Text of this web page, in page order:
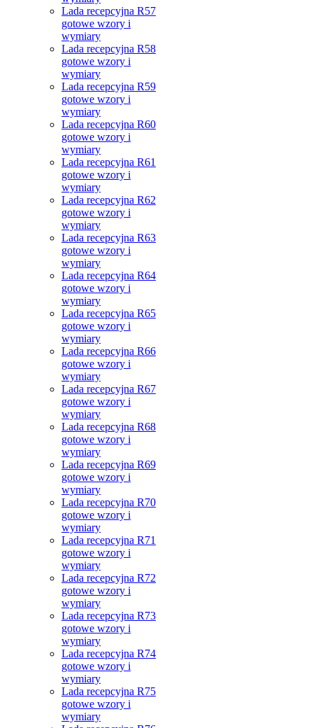
Lada recepcyjna R57
gotowe wzory i
wymiary
Lada recepcyjna R58
gotowe wzory i
wymiary
Lada recepcyjna R59
gotowe wzory i
wymiary
Lada recepcyjna R60
gotowe wzory i
wymiary
Lada recepcyjna R61
gotowe wzory i
wymiary
Lada recepcyjna R62
gotowe wzory i
wymiary
Lada recepcyjna R63
gotowe wzory i
wymiary
Lada recepcyjna R64
gotowe wzory i
wymiary
Lada recepcyjna R65
gotowe wzory i
wymiary
Lada recepcyjna R66
gotowe wzory i
wymiary
Lada recepcyjna R67
gotowe wzory i
wymiary
Lada recepcyjna R68
gotowe wzory i
wymiary
Lada recepcyjna R69
gotowe wzory i
wymiary
Lada recepcyjna R70
gotowe wzory i
wymiary
Lada recepcyjna R71
gotowe wzory i
wymiary
Lada recepcyjna R72
gotowe wzory i
wymiary
Lada recepcyjna R73
gotowe wzory i
wymiary
Lada recepcyjna R74
gotowe wzory i
wymiary
Lada recepcyjna R75
gotowe wzory i
wymiary